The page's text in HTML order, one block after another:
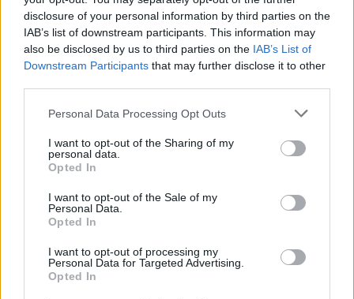
disclosure of your personal information by third parties on the
IAB’s list of downstream participants. This information may
also be disclosed by us to third parties on the IAB’s List of
Downstream Participants that may further disclose it to other
Personal Data Processing Opt Outs
I want to opt-out of the Sharing of my
personal data.
Opted In
I want to opt-out of the Sale of my
Personal Data.
Opted In
I want to opt-out of processing my
Personal Data for Targeted Advertising.
Opted In